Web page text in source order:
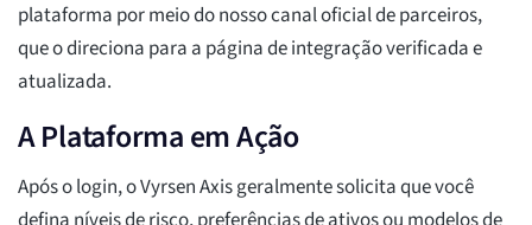
plataforma por meio do nosso canal oficial de parceiros,
que o direciona para a página de integração verificada e
atualizada.
A Plataforma em Ação
Após o login, o Vyrsen Axis geralmente solicita que você